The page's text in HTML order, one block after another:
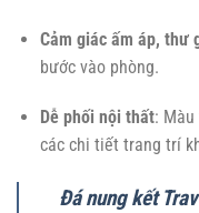
Cảm giác ấm áp, thư
bước vào phòng.
Dễ phối nội thất: Màu
các chi tiết trang trí
Đá nung kết